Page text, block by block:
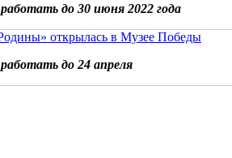
до 30 июня 2022 года
открылась в Музее Победы
до 24 апреля